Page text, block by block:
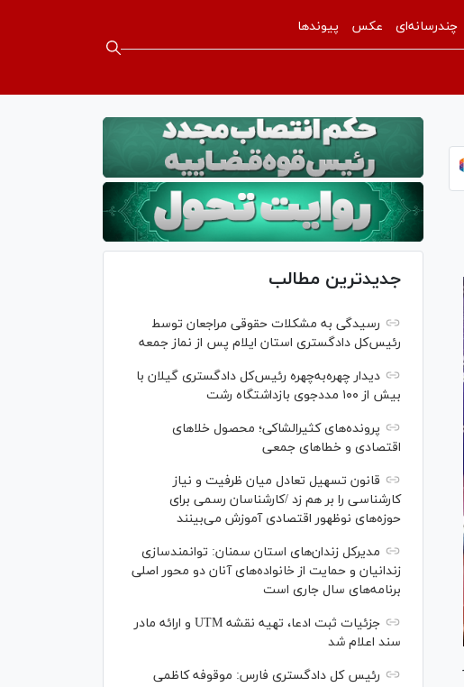
چندرسانه‌ای عکس پیوندها
جدیدترین مطالب
رسیدگی به مشکلات حقوقی مراجعان توسط
رئیس‌کل دادگستری استان ایلام پس از نماز جمعه
دیدار چهره‌به‌چهره رئیس‌کل دادگستری گیلان با
بیش از ۱۰۰ مددجوی بازداشتگاه رشت
پرونده‌های کثیرالشاکی؛ محصول خلا‌های
اقتصادی و خطا‌های جمعی
قانون تسهیل تعادل میان ظرفیت و نیاز
کارشناسی را بر هم زد /کارشناسان رسمی برای
حوزه‌های نوظهور اقتصادی آموزش می‌بینند
مدیرکل زندان‌های استان سمنان: توانمندسازی
زندانیان و حمایت از خانواده‌های آنان دو محور اصلی
برنامه‌های سال جاری است
جزئیات ثبت ادعا، تهیه نقشه UTM و ارائه مادر
سند اعلام شد
رئیس کل دادگستری فارس: موقوفه کاظمی